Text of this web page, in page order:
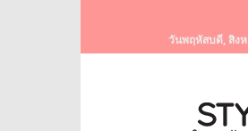
วันพฤหัสบดี, สิง